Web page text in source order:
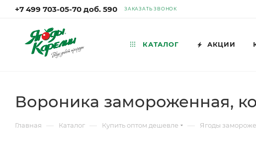
+7 499 703-05-70 доб. 590 ЗАКАЗАТЬ ЗВОНОК
КАТАЛОГ АКЦИИ
Вороника замороженная,
Главная — Каталог — Купить оптом дешевле — Ягоды